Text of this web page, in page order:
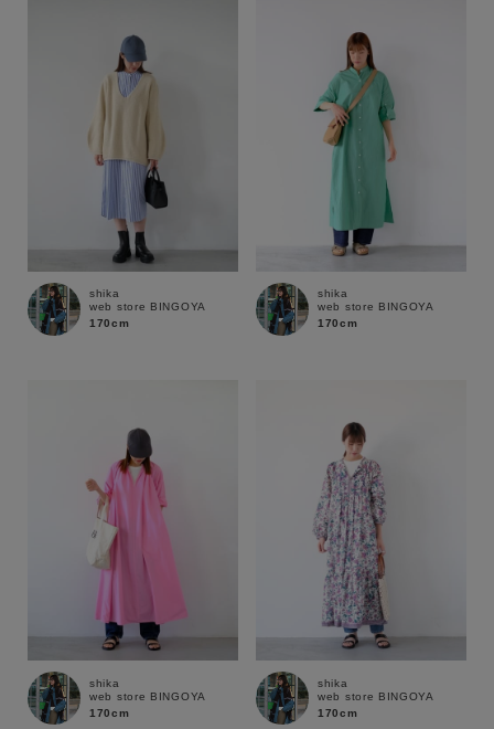
在庫あり 在庫なし含む
shika
web store BINGOYA
170cm
shika
web store BINGOYA
170cm
shika
web store BINGOYA
170cm
shika
web store BINGOYA
170cm